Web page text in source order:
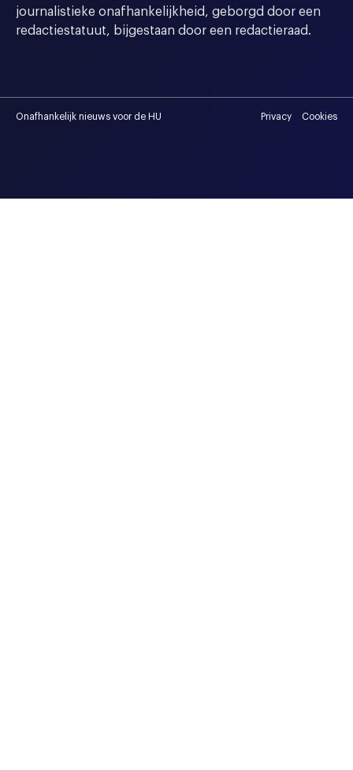
journalistieke onafhankelijkheid, geborgd door een
redactiestatuut, bijgestaan door een redactieraad.
Onafhankelijk nieuws voor de HU Privacy Cookies